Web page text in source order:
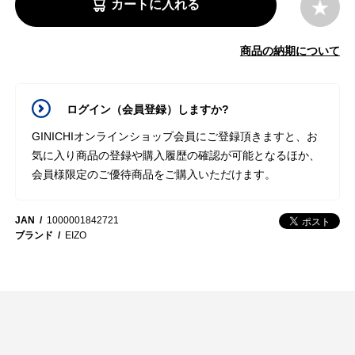
カートに入れる
商品の納期について
ログイン（会員登録）しますか?
GINICHIオンラインショップ会員にご登録頂きますと、お
気に入り商品の登録や購入履歴の確認が可能となるほか、
会員様限定のご優待商品をご購入いただけます。
JAN
1000001842721
ブランド
EIZO